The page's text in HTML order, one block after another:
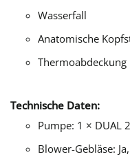
Wasserfall
Anatomische
Thermoabdeckung
Technische Daten:
Pumpe: 1 × DUAL
Blower-Gebläse: